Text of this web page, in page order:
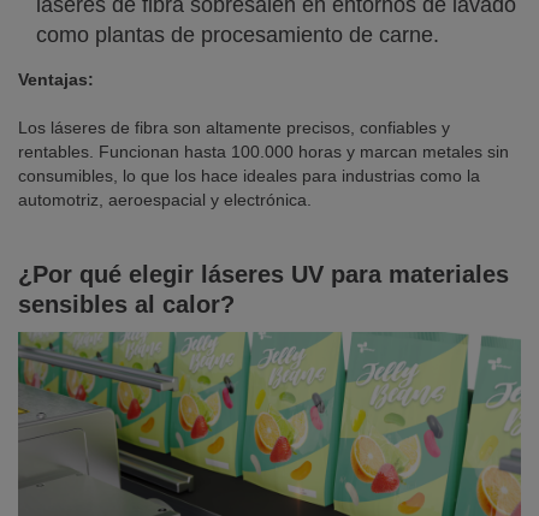
como plantas de procesamiento de carne.
Ventajas:
Los láseres de fibra son altamente precisos, confiables y
rentables. Funcionan hasta 100.000 horas y marcan metales sin
consumibles, lo que los hace ideales para industrias como la
automotriz, aeroespacial y electrónica.
¿Por qué elegir láseres UV para materiales
sensibles al calor?